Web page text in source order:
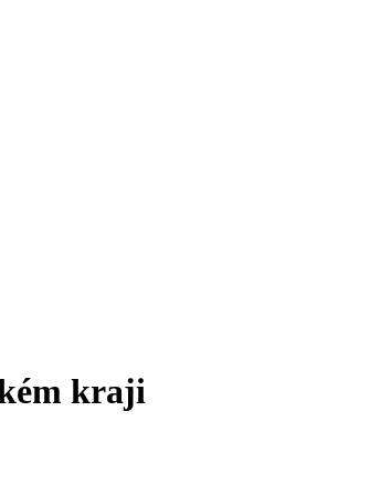
kraji